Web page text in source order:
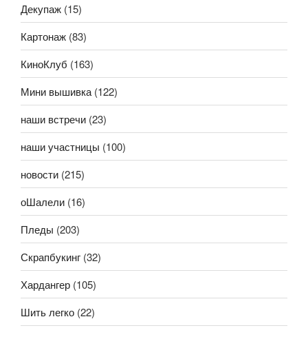
Декупаж (15)
Картонаж (83)
КиноКлуб (163)
Мини вышивка (122)
наши встречи (23)
наши участницы (100)
новости (215)
оШалели (16)
Пледы (203)
Скрапбукинг (32)
Хардангер (105)
Шить легко (22)